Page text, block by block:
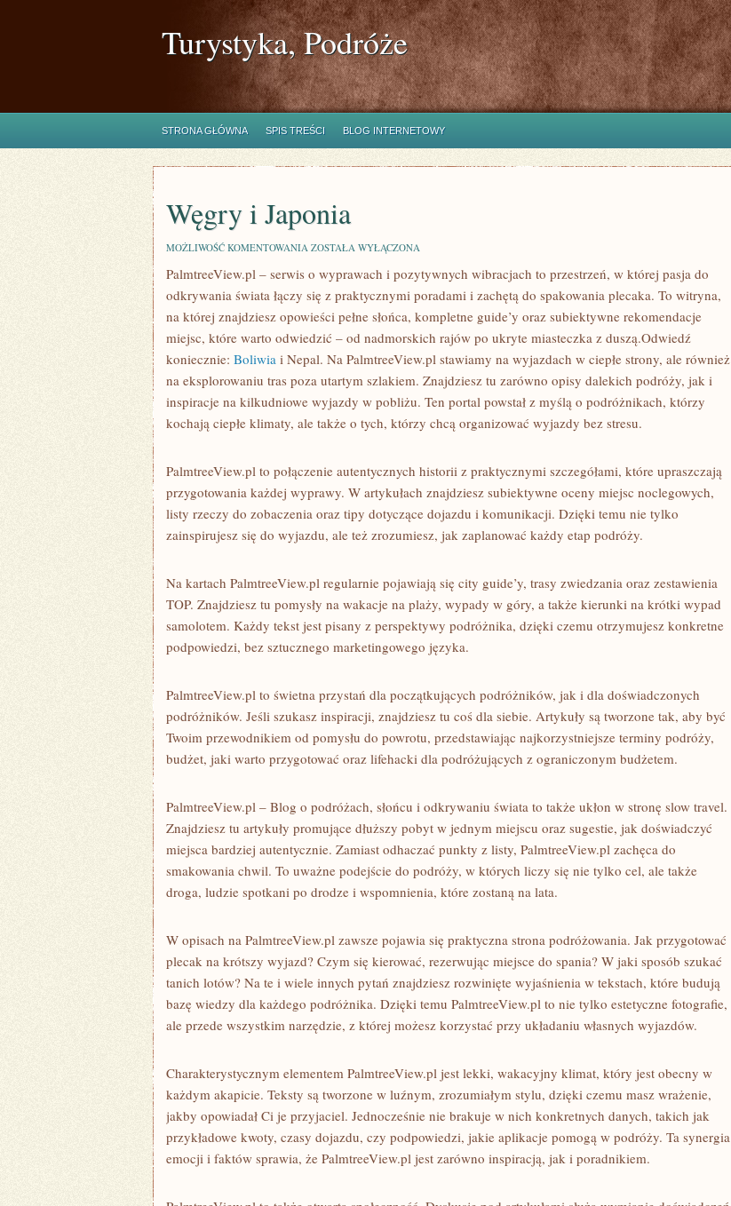
Turystyka, Podróże
STRONA GŁÓWNA SPIS TREŚCI BLOG INTERNETOWY
Węgry i Japonia
MOŻLIWOŚĆ KOMENTOWANIA WĘGRY
JAPONIA
ZOSTAŁA WYŁĄCZONA
PalmtreeView.pl – serwis o wyprawach i pozytywnych wibracjach to przestrzeń, w której pasja do
odkrywania świata łączy się z praktycznymi poradami i zachętą do spakowania plecaka. To witryna,
na której znajdziesz opowieści pełne słońca, kompletne guide’y oraz subiektywne rekomendacje
miejsc, które warto odwiedzić – od nadmorskich rajów po ukryte miasteczka z duszą.Odwiedź
koniecznie: Boliwia i Nepal. Na PalmtreeView.pl stawiamy na wyjazdach w ciepłe strony, ale również
na eksplorowaniu tras poza utartym szlakiem. Znajdziesz tu zarówno opisy dalekich podróży, jak i
inspiracje na kilkudniowe wyjazdy w pobliżu. Ten portal powstał z myślą o podróżnikach, którzy
kochają ciepłe klimaty, ale także o tych, którzy chcą organizować wyjazdy bez stresu.
PalmtreeView.pl to połączenie autentycznych historii z praktycznymi szczegółami, które upraszczają
przygotowania każdej wyprawy. W artykułach znajdziesz subiektywne oceny miejsc noclegowych,
listy rzeczy do zobaczenia oraz tipy dotyczące dojazdu i komunikacji. Dzięki temu nie tylko
zainspirujesz się do wyjazdu, ale też zrozumiesz, jak zaplanować każdy etap podróży.
Na kartach PalmtreeView.pl regularnie pojawiają się city guide’y, trasy zwiedzania oraz zestawienia
TOP. Znajdziesz tu pomysły na wakacje na plaży, wypady w góry, a także kierunki na krótki wypad
samolotem. Każdy tekst jest pisany z perspektywy podróżnika, dzięki czemu otrzymujesz konkretne
podpowiedzi, bez sztucznego marketingowego języka.
PalmtreeView.pl to świetna przystań dla początkujących podróżników, jak i dla doświadczonych
podróżników. Jeśli szukasz inspiracji, znajdziesz tu coś dla siebie. Artykuły są tworzone tak, aby być
Twoim przewodnikiem od pomysłu do powrotu, przedstawiając najkorzystniejsze terminy podróży,
budżet, jaki warto przygotować oraz lifehacki dla podróżujących z ograniczonym budżetem.
PalmtreeView.pl – Blog o podróżach, słońcu i odkrywaniu świata to także ukłon w stronę slow travel.
Znajdziesz tu artykuły promujące dłuższy pobyt w jednym miejscu oraz sugestie, jak doświadczyć
miejsca bardziej autentycznie. Zamiast odhaczać punkty z listy, PalmtreeView.pl zachęca do
smakowania chwil. To uważne podejście do podróży, w których liczy się nie tylko cel, ale także
droga, ludzie spotkani po drodze i wspomnienia, które zostaną na lata.
W opisach na PalmtreeView.pl zawsze pojawia się praktyczna strona podróżowania. Jak przygotować
plecak na krótszy wyjazd? Czym się kierować, rezerwując miejsce do spania? W jaki sposób szukać
tanich lotów? Na te i wiele innych pytań znajdziesz rozwinięte wyjaśnienia w tekstach, które budują
bazę wiedzy dla każdego podróżnika. Dzięki temu PalmtreeView.pl to nie tylko estetyczne fotografie,
ale przede wszystkim narzędzie, z której możesz korzystać przy układaniu własnych wyjazdów.
Charakterystycznym elementem PalmtreeView.pl jest lekki, wakacyjny klimat, który jest obecny w
każdym akapicie. Teksty są tworzone w luźnym, zrozumiałym stylu, dzięki czemu masz wrażenie,
jakby opowiadał Ci je przyjaciel. Jednocześnie nie brakuje w nich konkretnych danych, takich jak
przykładowe kwoty, czasy dojazdu, czy podpowiedzi, jakie aplikacje pomogą w podróży. Ta synergia
emocji i faktów sprawia, że PalmtreeView.pl jest zarówno inspiracją, jak i poradnikiem.